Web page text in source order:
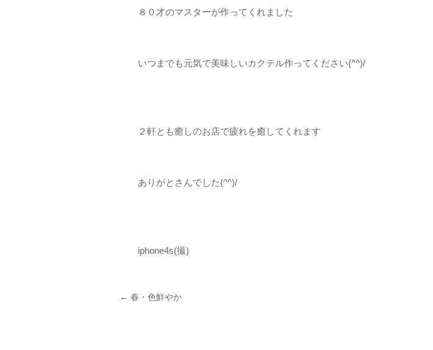
８０才のマスターが作ってくれました
いつまでも元気で美味しいカクテル作ってください(^^)/
２軒とも癒しのお店で疲れを癒してくれます
ありがとさんでした(^^)/
iphone4s(撮)
投稿ナビゲーション
← 春・色鮮やか